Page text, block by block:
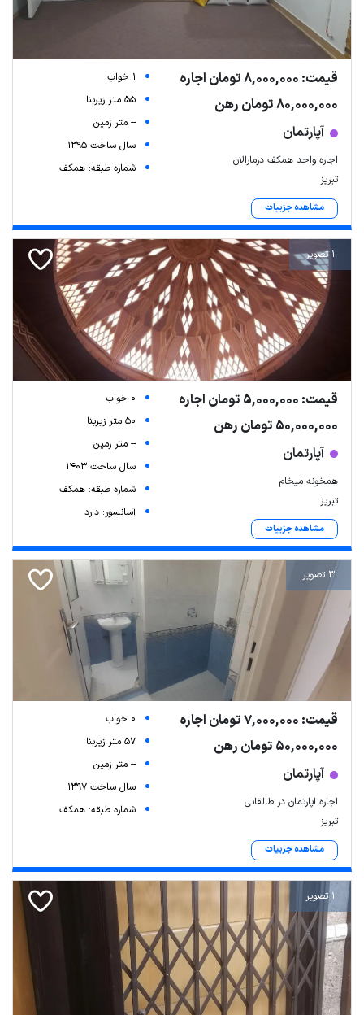
قیمت: 8,000,000 تومان اجاره
80,000,000 تومان رهن
آپارتمان
اجاره واحد همکف درمارالان
تبریز
مشاهده جزییات
1 خواب
55 متر زیربنا
-- متر زمین
سال ساخت 1395
شماره طبقه: همکف
1 تصویر
قیمت: 5,000,000 تومان اجاره
50,000,000 تومان رهن
آپارتمان
همخونه میخام
تبریز
مشاهده جزییات
0 خواب
50 متر زیربنا
-- متر زمین
سال ساخت 1403
شماره طبقه: همکف
آسانسور: دارد
3 تصویر
قیمت: 7,000,000 تومان اجاره
50,000,000 تومان رهن
آپارتمان
اجاره اپارتمان در طالقانی
تبریز
مشاهده جزییات
0 خواب
57 متر زیربنا
-- متر زمین
سال ساخت 1397
شماره طبقه: همکف
1 تصویر